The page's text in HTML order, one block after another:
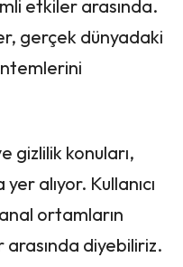
etkiler arasında.
gerçek dünyadaki
gizlilik konuları,
alıyor. Kullanıcı
ortamların
diyebiliriz.